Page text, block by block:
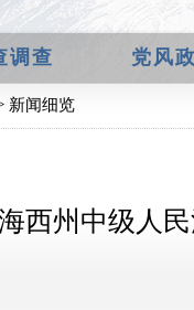
调查 党风
新闻细览
西州中级人